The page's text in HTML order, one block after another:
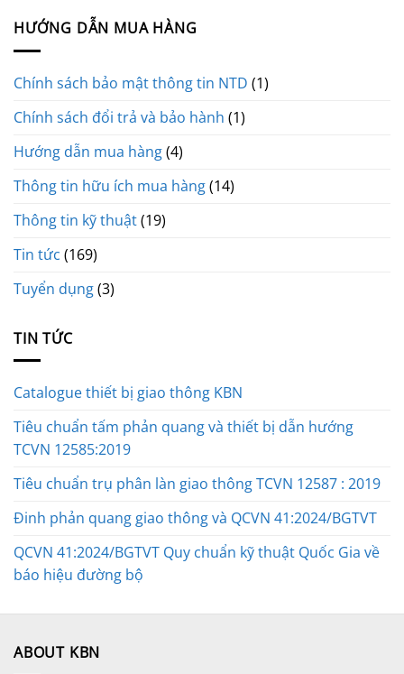
HƯỚNG DẪN MUA HÀNG
Chính sách bảo mật thông tin NTD (1)
Chính sách đổi trả và bảo hành (1)
Hướng dẫn mua hàng(4)
Thông tin hữu ích mua hàng(14)
Thông tin kỹ thuật(19)
Tin tức (169)
Tuyển dụng(3)
TIN TỨC
Catalogue thiết bị giao thông KBN
Tiêu chuẩn tấm phản quang và thiết bị dẫn hướng
TCVN 12585:2019
Tiêu chuẩn trụ phân làn giao thông TCVN 12587 : 2019
Đinh phản quang giao thông và QCVN 41:2024/BGTVT
QCVN 41:2024/BGTVT Quy chuẩn kỹ thuật Quốc Gia về
báo hiệu đường bộ
ABOUT KBN